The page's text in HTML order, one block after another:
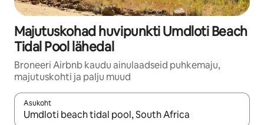
Majutuskohad huvipunkti Umdloti Beach
Tidal Pool lähedal
Broneeri Airbnb kaudu ainulaadseid puhkemaju,
majutuskohti ja palju muud
Asukoht
Kui tulemused on kuvatud, liigu ekraanil nooleklahvidega või